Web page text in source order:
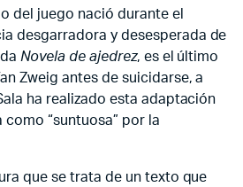
del juego nació durante el
desgarradora y desesperada de
Novela de ajedrez, es el último
Zweig antes de suicidarse, a
ha realizado esta adaptación
“suntuosa” por la
que se trata de un texto que